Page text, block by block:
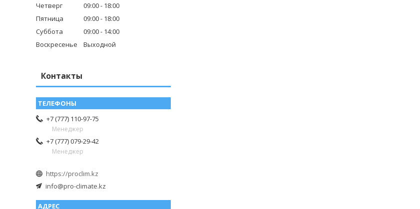
Четверг
09:00
18:00
Пятница
09:00
18:00
Суббота
09:00
14:00
Воскресенье
Выходной
Контакты
+7 (777) 110-97-75
Менеджер
+7 (777) 079-29-42
Менеджер
https://proclim.kz
info@pro-climate.kz